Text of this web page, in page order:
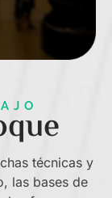
técnicas y
las bases de